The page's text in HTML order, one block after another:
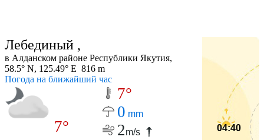
Лебединый ,
в Алданском районе Республики Якутия,
58.5° N, 125.49° E 816 m
Погода на ближайший час
7°
7°
0 mm
2m/s 04:40